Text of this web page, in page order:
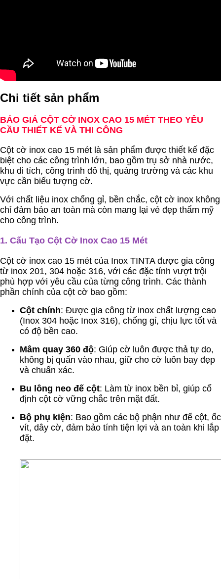
Chi tiết sản phẩm
BÁO GIÁ CỘT CỜ INOX CAO 15 MÉT THEO YÊU
CẦU THIẾT KẾ VÀ THI CÔNG
Cột cờ inox cao 15 mét là sản phẩm được thiết kế đặc
biệt cho các công trình lớn, bao gồm trụ sở nhà nước,
khu di tích, công trình đô thị, quảng trường và các khu
vực cần biểu tượng cờ.
Với chất liệu inox chống gỉ, bền chắc, cột cờ inox không
chỉ đảm bảo an toàn mà còn mang lại vẻ đẹp thẩm mỹ
cho công trình.
1. Cấu Tạo Cột Cờ Inox Cao 15 Mét
Cột cờ inox cao 15 mét của Inox TINTA được gia công
từ inox 201, 304 hoặc 316, với các đặc tính vượt trội
phù hợp với yêu cầu của từng công trình. Các thành
phần chính của cột cờ bao gồm:
Cột chính: Được gia công từ inox chất lượng cao
(Inox 304 hoặc Inox 316), chống gỉ, chịu lực tốt và
có độ bền cao.
Mâm quay 360 độ: Giúp cờ luôn được thả tự do,
không bị quấn vào nhau, giữ cho cờ luôn bay đẹp
và chuẩn xác.
Bu lông neo đế cột: Làm từ inox bền bỉ, giúp cố
định cột cờ vững chắc trên mặt đất.
Bộ phụ kiện: Bao gồm các bộ phận như đế cột, ốc
vít, dây cờ, đảm bảo tính tiện lợi và an toàn khi lắp
đặt.